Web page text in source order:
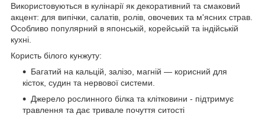
Використовуються в кулінарії як декоративний та смаковий
акцент: для випічки, салатів, ролів, овочевих та м'ясних страв.
Особливо популярний в японській, корейській та індійській
кухні.
Користь білого кунжуту:
Багатий на кальцій, залізо, магній — корисний для
кісток, судин та нервової системи.
Джерело рослинного білка та клітковини - підтримує
травлення та дає тривале почуття ситості